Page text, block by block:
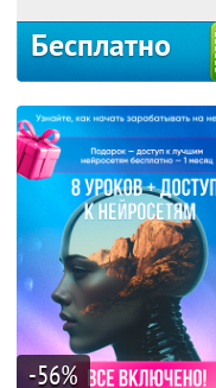
Бесплатно
-56%